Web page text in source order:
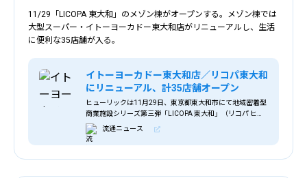
11/29「LICOPA 東大和」のメゾン棟がオープンする。メゾン棟では
大型スーパー・イトーヨーカドー東大和店がリニューアルし、生活
に便利な35店舗が入る。
イトーヨーカドー東大和店／リコパ東大和
にリニューアル、計35店舗オープン
ヒューリックは11月29日、東京都東大和市にて地域密着型
商業施設シリーズ第三弾「LICOPA 東大和」（リコパ ヒガ
シヤマト）の第一期施設となるメゾン棟をオープンする。
＜リコパ東大和＞ 「LICOP
流通ニュース